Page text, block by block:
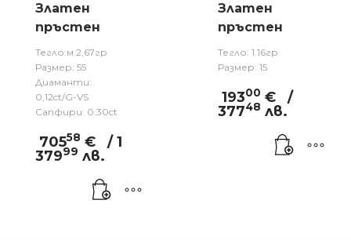
Златен
пръстен
Тегло:м 2,67гр
Размер: 55
Диаманти:
0,12ct/G-VS
Сапфири: 0.30ct
70558 €
/ 1
37999 лв.
Златен
пръстен
Тегло: 1.16гр
Размер: 15
19300 €
/
37748 лв.